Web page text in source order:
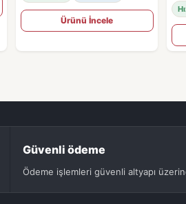
Ürünü İncele
Güvenli ödeme
Ödeme işlemleri güvenli altyapı